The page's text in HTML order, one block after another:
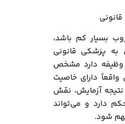
بسیار کم باشد،
به پزشکی قانونی
وظیفه دارد مشخص
دارای خاصیت
آزمایش، نقش
دارد و می‌تواند
شود.